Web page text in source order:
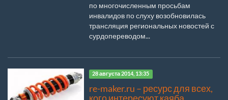
по многочисленным просьбам
инвалидов по слуху возобновилась
трансляция региональных новостей с
сурдопереводом...
28 августа 2014, 13:35
re-maker.ru – ресурс для всех,